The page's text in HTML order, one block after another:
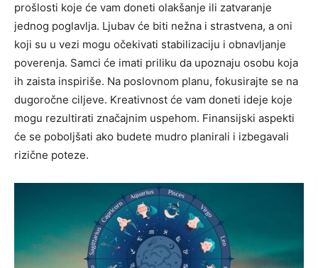
prošlosti koje će vam doneti olakšanje ili zatvaranje
jednog poglavlja. Ljubav će biti nežna i strastvena, a oni
koji su u vezi mogu očekivati stabilizaciju i obnavljanje
poverenja. Samci će imati priliku da upoznaju osobu koja
ih zaista inspiriše. Na poslovnom planu, fokusirajte se na
dugoročne ciljeve. Kreativnost će vam doneti ideje koje
mogu rezultirati značajnim uspehom. Finansijski aspekti
će se poboljšati ako budete mudro planirali i izbegavali
rizične poteze.